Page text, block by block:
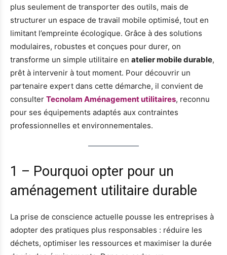
plus seulement de transporter des outils, mais de
structurer un espace de travail mobile optimisé, tout en
limitant l’empreinte écologique. Grâce à des solutions
modulaires, robustes et conçues pour durer, on
transforme un simple utilitaire en atelier mobile durable,
prêt à intervenir à tout moment. Pour découvrir un
partenaire expert dans cette démarche, il convient de
consulter Tecnolam Aménagement utilitaires, reconnu
pour ses équipements adaptés aux contraintes
professionnelles et environnementales.
1 – Pourquoi opter pour un
aménagement utilitaire durable
La prise de conscience actuelle pousse les entreprises à
adopter des pratiques plus responsables : réduire les
déchets, optimiser les ressources et maximiser la durée